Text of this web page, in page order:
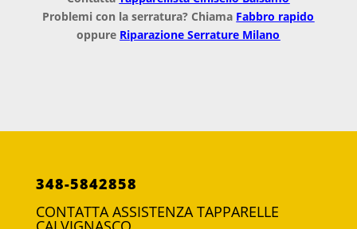
Problemi con la serratura? Chiama Fabbro rapido
oppure Riparazione Serrature Milano
348-5842858
CONTATTA ASSISTENZA TAPPARELLE